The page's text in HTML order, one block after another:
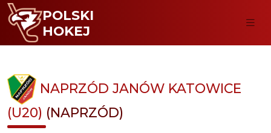
POLSKI
HOKEJ
NAPRZÓD JANÓW KATOWICE
(U20) (NAPRZÓD)